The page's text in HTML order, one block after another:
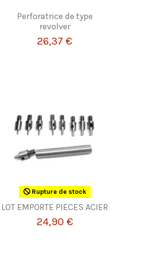
Perforatrice de type
revolver
26,37 €
Rupture de stock
LOT EMPORTE PIECES ACIER
24,90 €